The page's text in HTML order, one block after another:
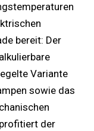
bereit: Der
Variante
sowie das
der